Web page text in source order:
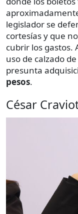
legislador se
cortesías y que
cubrir los gastos.
uso de calzado
presunta
pesos.
César